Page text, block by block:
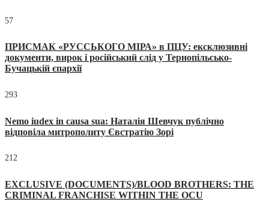
57
ПРИСМАК «РУССЬКОГО МІРА» в ПЦУ: ексклюзивні
документи, вирок і російський слід у Тернопільсько-
Бучацькій єпархії
293
Nemo iudex in causa sua: Наталія Шевчук публічно
відповіла митрополиту Євстратію Зорі
212
EXCLUSIVE (DOCUMENTS)/BLOOD BROTHERS: THE
CRIMINAL FRANCHISE WITHIN THE OCU